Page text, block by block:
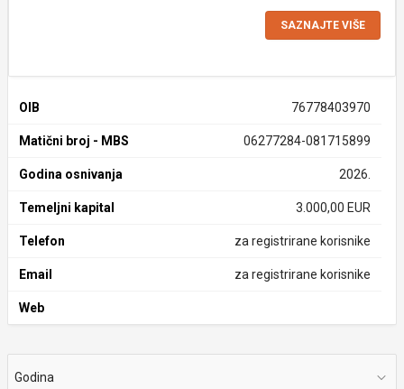
SAZNAJTE VIŠE
OIB 76778403970
Matični broj - MBS 06277284-081715899
Godina osnivanja 2026.
Temeljni kapital 3.000,00 EUR
Telefon za registrirane korisnike
Email za registrirane korisnike
Web
Godina